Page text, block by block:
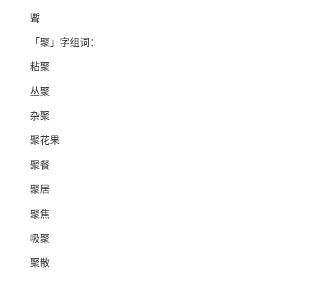
聻
「聚」字组词：
粘聚
丛聚
杂聚
聚花果
聚餐
聚居
聚焦
吸聚
聚散